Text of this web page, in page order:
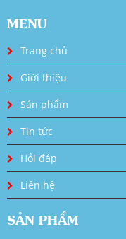
MENU
Trang chủ
Giới thiệu
Sản phẩm
Tin tức
Hỏi đáp
Liên hệ
SẢN PHẨM